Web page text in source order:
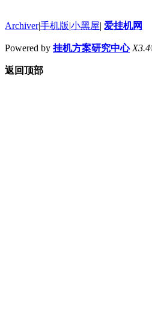
Archiver|手机版|小黑屋| 爱挂机网
Powered by 挂机方案研究中心 X3.4
返回顶部